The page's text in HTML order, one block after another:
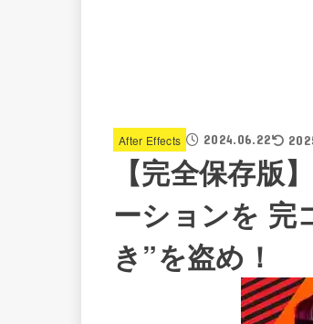
After Effects 2024.06.22
【完全保存
ーションを 完
き”を盗め！